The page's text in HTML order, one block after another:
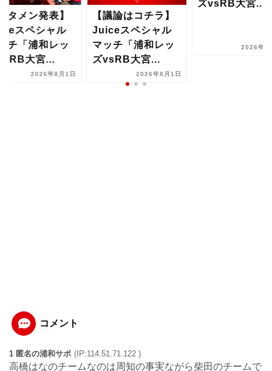
タメン発表】
スペシャル
チ「浦和レッ
大宮...
2026年8月1日
【議論はコチラ】
Juiceスペシャル
マッチ「浦和レッ
ズvsRB大宮...
2026年8月1日
ズvsRB大宮...
2026年8
コメント
1 匿名の浦和サポ (IP:114.51.71.122 )
高橋はなのチームなのは周知の事実ながら柴田のチームで